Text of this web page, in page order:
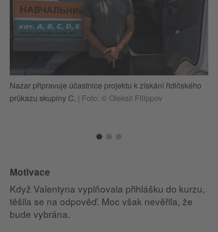
Nazar připravuje účastnice projektu k získání řidičského
průkazu skupiny C. | Foto: © Oleksii Filippov
Motivace
Když Valentyna vyplňovala přihlášku do kurzu,
těšila se na odpověď. Moc však nevěřila, že
bude vybrána.